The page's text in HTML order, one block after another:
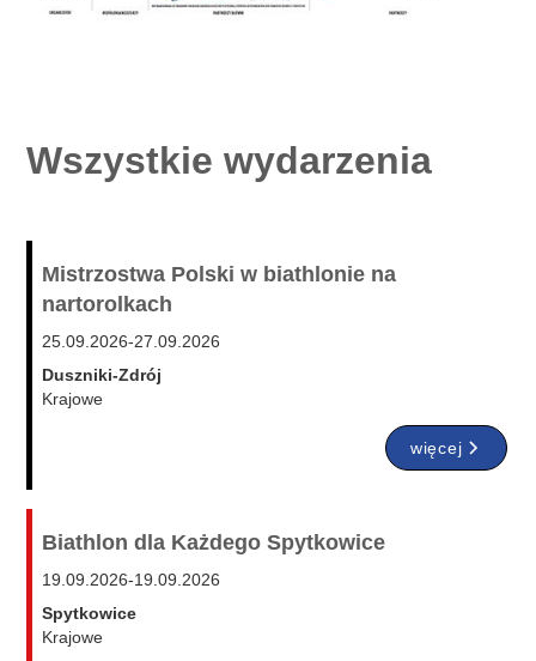
Wszystkie wydarzenia
Mistrzostwa Polski w biathlonie na
nartorolkach
25.09.2026-27.09.2026
Duszniki-Zdrój
Krajowe
więcej
Biathlon dla Każdego Spytkowice
19.09.2026-19.09.2026
Spytkowice
Krajowe